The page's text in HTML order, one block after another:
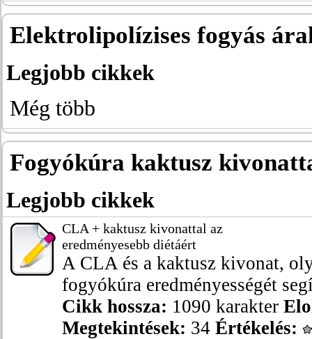
Elektrolipolízises fogyás
Legjobb cikkek
Még több
Fogyókúra kaktusz
Legjobb cikkek
CLA + kaktusz kivonattal az
eredményesebb diétáért
A CLA és a kaktusz kivonat,
fogyókúra eredményességét
Cikk hossza: 1090 karakter
Megtekintések: 34 Értékelés: